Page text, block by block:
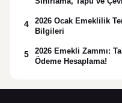
4
2026 Ocak Emeklilik
Bilgileri
5
2026 Emekli Zammı:
Ödeme Hesaplama!